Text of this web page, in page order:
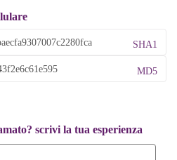
SHA1
MD5
scrivi la tua esperienza